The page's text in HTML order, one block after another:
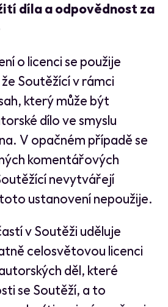
díla a odpovědnost za
o licenci se použije
Soutěžící v rámci
který může být
dílo ve smyslu
V opačném případě se
komentářových
nevytvářejí
ustanovení nepoužije.
v Soutěži uděluje
celosvětovou licenci
děl, které
se Soutěží, a to